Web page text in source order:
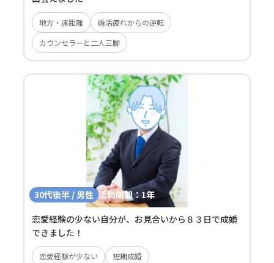
地方・遠距離
婚活疲れからの逆転
カウンセラーと二人三脚
30代後半 / 男性 活動期間：1年
恋愛経験の少ない自分が、お見合いから８３日で成婚
できました！
恋愛経験が少ない
短期成婚